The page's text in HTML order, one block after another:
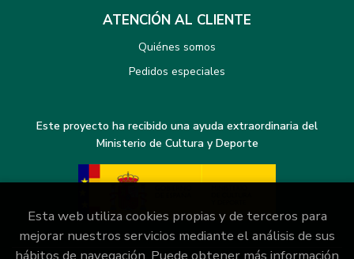
ATENCIÓN AL CLIENTE
Quiénes somos
Pedidos especiales
Este proyecto ha recibido una ayuda extraordinaria del
Ministerio de Cultura y Deporte
Esta web utiliza cookies propias y de terceros para
mejorar nuestros servicios mediante el análisis de sus